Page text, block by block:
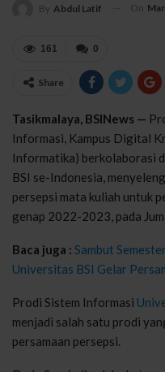
By Abdul Latif On
0
161
Share
Tasikmalaya, BSINews —
Informasi, Kampus Digital
Informatika) berkolaborasi
BSI se-Indonesia,
persepsi mata kuliah untuk
genap 2022-2023, pada
Baca juga : Sambut
Universitas BSI Gelar
Prodi Sistem Informasi
menjadi salah satu prodi
persamaan persepsi.